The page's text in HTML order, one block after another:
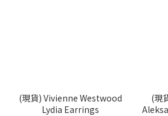
(現貨) Vivienne Westwood
Lydia Earrings
(現